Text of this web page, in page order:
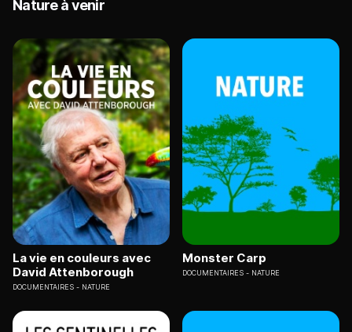
Nature à venir
La vie en couleurs avec
David Attenborough
DOCUMENTAIRES NATURE
Monster Carp
DOCUMENTAIRES NATURE